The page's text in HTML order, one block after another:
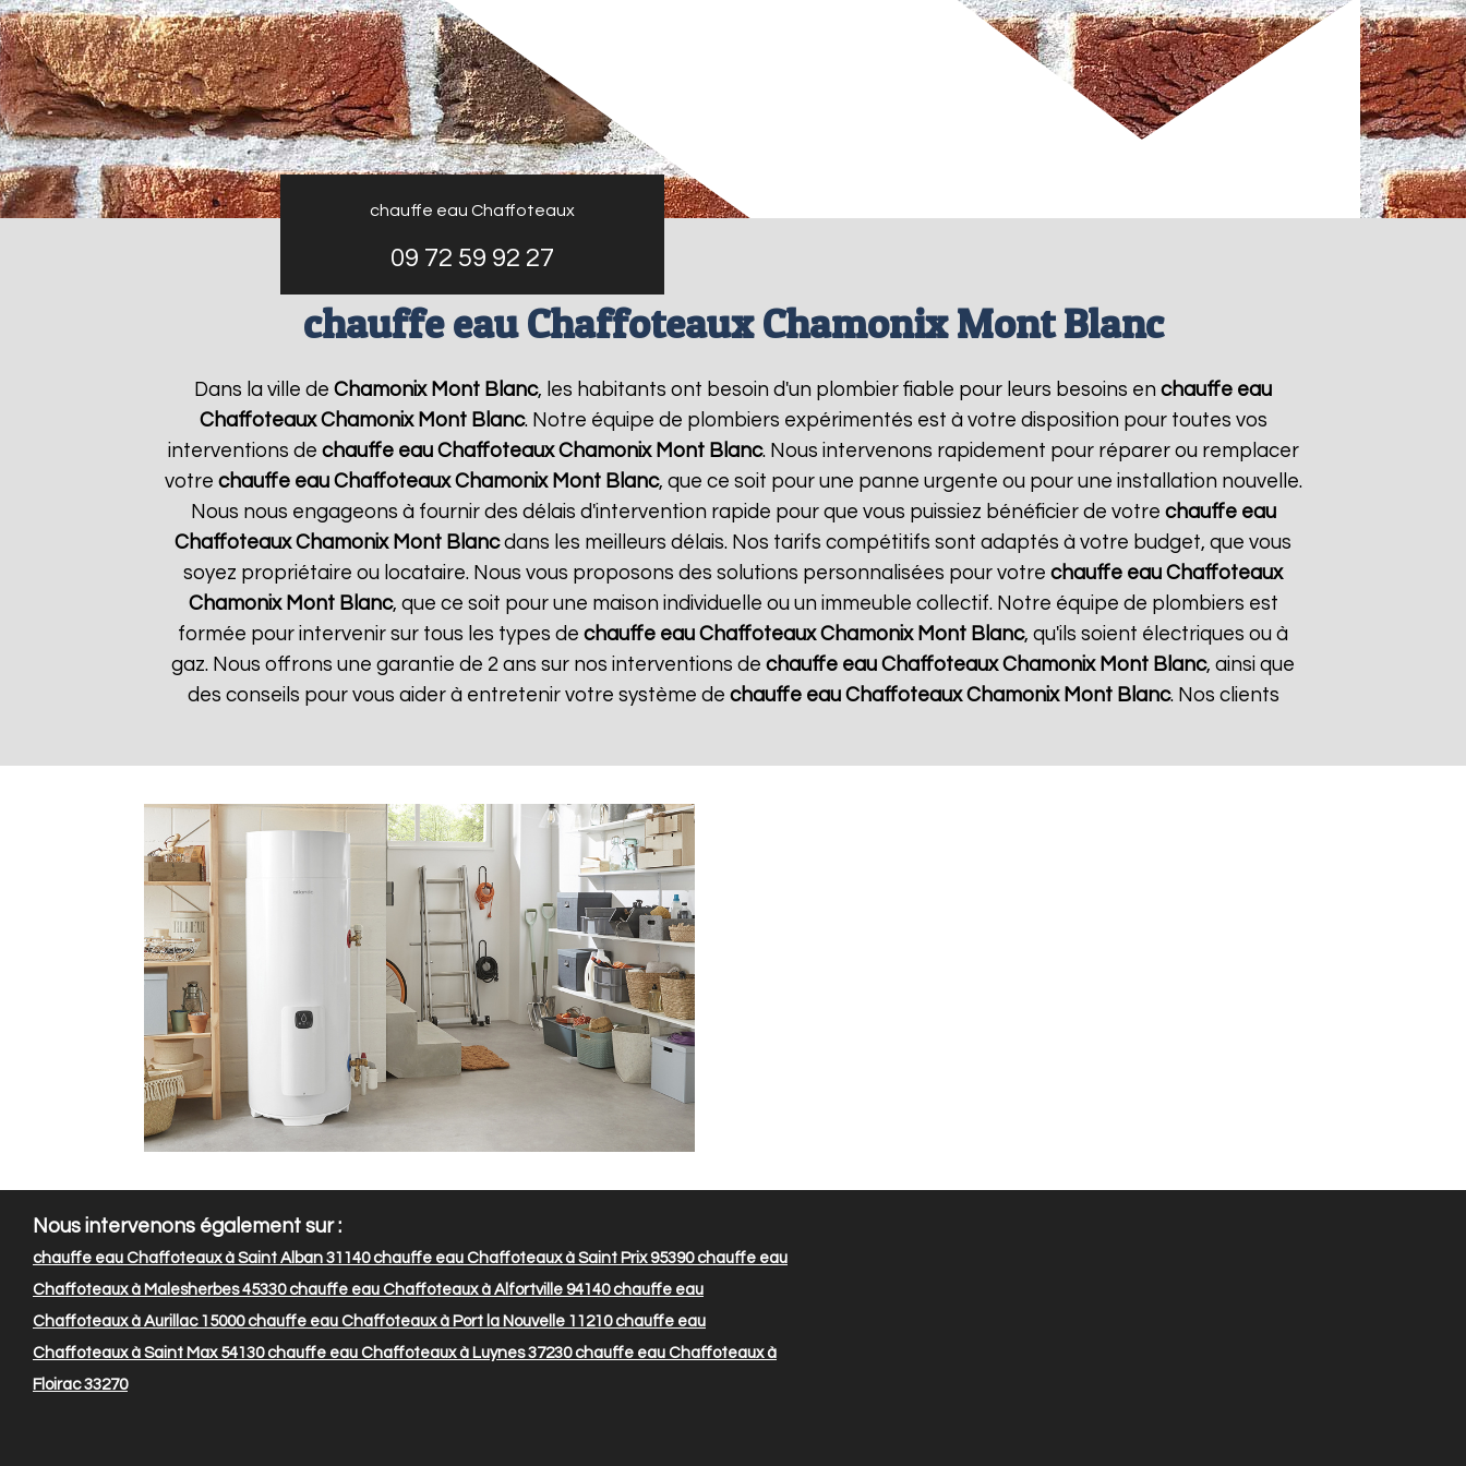
chauffe eau Chaffoteaux
09 72 59 92 27
chauffe eau Chaffoteaux Chamonix Mont Blanc
Dans la ville de Chamonix Mont Blanc, les habitants ont besoin d'un plombier fiable pour leurs besoins en chauffe eau
Chaffoteaux Chamonix Mont Blanc. Notre équipe de plombiers expérimentés est à votre disposition pour toutes vos
interventions de chauffe eau Chaffoteaux Chamonix Mont Blanc. Nous intervenons rapidement pour réparer ou remplacer
votre chauffe eau Chaffoteaux Chamonix Mont Blanc, que ce soit pour une panne urgente ou pour une installation nouvelle.
Nous nous engageons à fournir des délais d'intervention rapide pour que vous puissiez bénéficier de votre chauffe eau
Chaffoteaux Chamonix Mont Blancdans les meilleurs délais. Nos tarifs compétitifs sont adaptés à votre budget, que vous
soyez propriétaire ou locataire. Nous vous proposons des solutions personnalisées pour votre chauffe eau Chaffoteaux
Chamonix Mont Blanc, que ce soit pour une maison individuelle ou un immeuble collectif. Notre équipe de plombiers est
formée pour intervenir sur tous les types de chauffe eau Chaffoteaux Chamonix Mont Blanc, qu'ils soient électriques ou à
gaz. Nous offrons une garantie de 2 ans sur nos interventions de chauffe eau Chaffoteaux Chamonix Mont Blanc, ainsi que
des conseils pour vous aider à entretenir votre système de chauffe eau Chaffoteaux Chamonix Mont Blanc. Nos clients
Nous intervenons également sur :
chauffe eau Chaffoteaux à Saint Alban 31140chauffe eau Chaffoteaux à Saint Prix 95390chauffe eau
Chaffoteaux à Malesherbes 45330chauffe eau Chaffoteaux à Alfortville 94140chauffe eau
Chaffoteaux à Aurillac 15000chauffe eau Chaffoteaux à Port la Nouvelle 11210chauffe eau
Chaffoteaux à Saint Max 54130chauffe eau Chaffoteaux à Luynes 37230chauffe eau Chaffoteaux à
Floirac 33270